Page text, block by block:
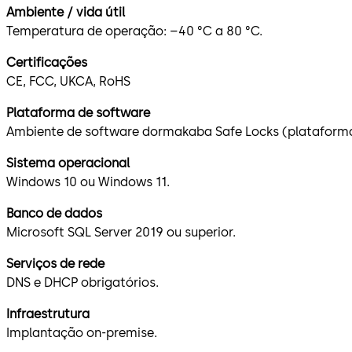
Ambiente / vida útil
Temperatura de operação: –40 °C a 80 °C.
Certificações
CE, FCC, UKCA, RoHS
Plataforma de software
Ambiente de software dormakaba Safe Locks
Sistema operacional
Windows 10 ou Windows 11.
Banco de dados
Microsoft SQL Server 2019 ou superior.
Serviços de rede
DNS e DHCP obrigatórios.
Infraestrutura
Implantação on-premise.